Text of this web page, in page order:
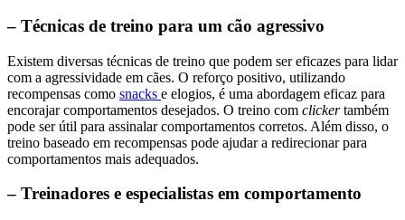
– Técnicas de treino para um cão agressivo
Existem diversas técnicas de treino que podem ser eficazes para lidar
com a agressividade em cães. O reforço positivo, utilizando
recompensas como snacks e elogios, é uma abordagem eficaz para
encorajar comportamentos desejados. O treino com clickertambém
pode ser útil para assinalar comportamentos corretos. Além disso, o
treino baseado em recompensas pode ajudar a redirecionar para
comportamentos mais adequados.
– Treinadores e especialistas em comportamento